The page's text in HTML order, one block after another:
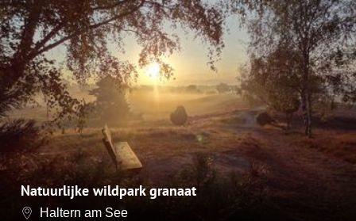
Natuurlijke wildpark granaat
Haltern am See